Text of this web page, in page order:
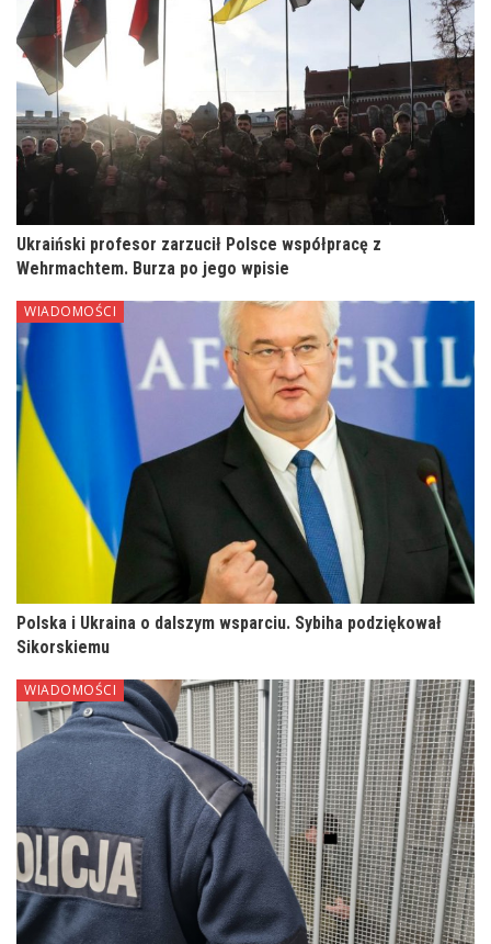
Ukraiński profesor zarzucił Polsce współpracę z
Wehrmachtem. Burza po jego wpisie
WIADOMOŚCI
Polska i Ukraina o dalszym wsparciu. Sybiha podziękował
Sikorskiemu
WIADOMOŚCI